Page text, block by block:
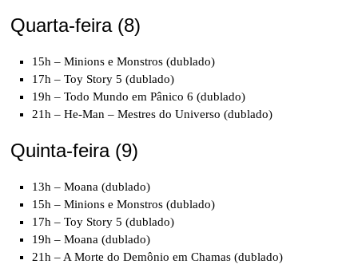
Quarta-feira (8)
15h – Minions e Monstros (dublado)
17h – Toy Story 5 (dublado)
19h – Todo Mundo em Pânico 6 (dublado)
21h – He-Man – Mestres do Universo (dublado)
Quinta-feira (9)
13h – Moana (dublado)
15h – Minions e Monstros (dublado)
17h – Toy Story 5 (dublado)
19h – Moana (dublado)
21h – A Morte do Demônio em Chamas (dublado)